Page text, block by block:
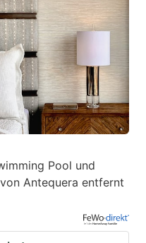
Pool und
Antequera entfernt